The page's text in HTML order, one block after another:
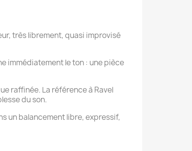
très librement, quasi improvisé
immédiatement le ton : une pièce
raffinée. La référence à Ravel
du son.
un balancement libre, expressif,